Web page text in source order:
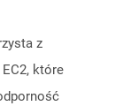
z
które